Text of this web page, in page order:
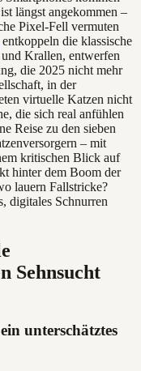
längst angekommen –
Pixel-Fell vermuten
entkoppeln die klassische
Krallen, entwerfen
die 2025 nicht mehr
in der
virtuelle Katzen nicht
die sich real anfühlen
Reise zu den sieben
– mit
kritischen Blick auf
hinter dem Boom der
lauern Fallstricke?
digitales Schnurren
Sehnsucht
unterschätztes